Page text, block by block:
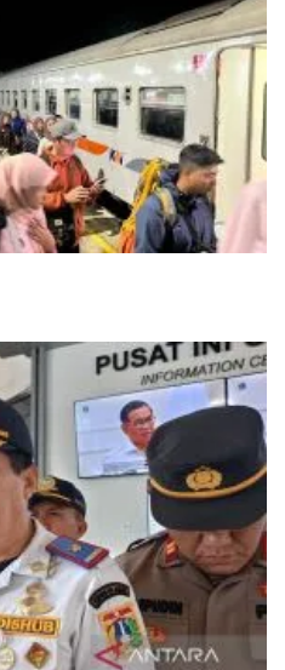
Selasa (24/3) dengan